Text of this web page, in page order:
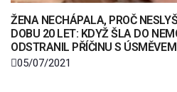
ŽENA NECHÁPALA, PROČ
DOBU 20 LET: KDYŽ ŠLA DO
ODSTRANIL PŘÍČINU S ÚSMĚVEM
05/07/2021